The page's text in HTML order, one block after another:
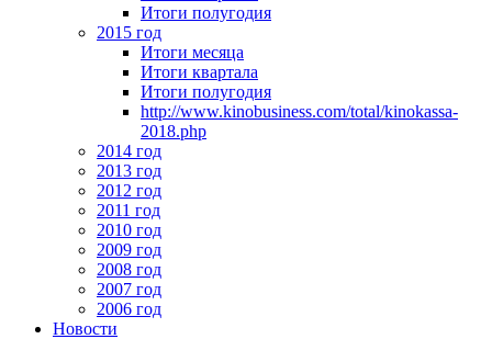
Итоги полугодия
2015 год
Итоги месяца
Итоги квартала
Итоги полугодия
http://www.kinobusiness.com/total/kinokassa-
2018.php
2014 год
2013 год
2012 год
2011 год
2010 год
2009 год
2008 год
2007 год
2006 год
Новости